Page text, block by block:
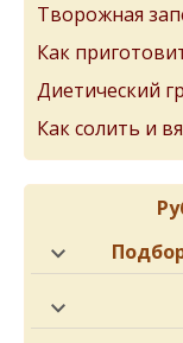
Творожная
Как
Диетический
Как солить и